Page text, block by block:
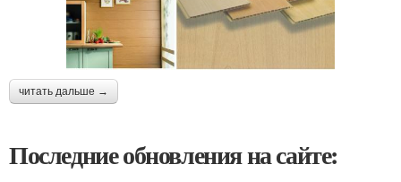
читать дальше →
Последние обновления на сайте: